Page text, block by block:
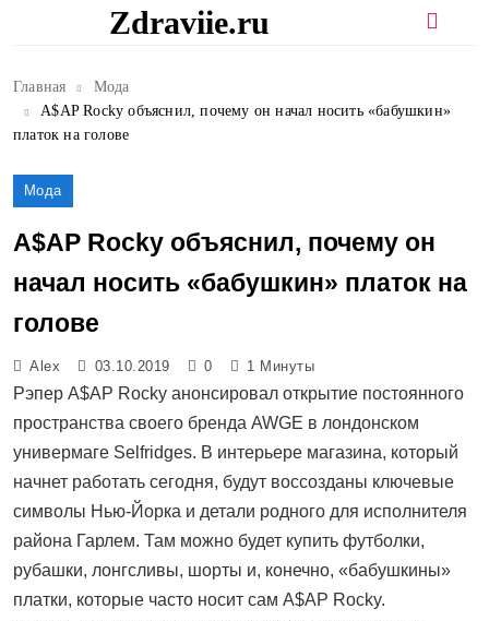
Zdraviie.ru
Главная
Мода
A$AP Rocky объяснил, почему он начал носить «бабушкин»
платок на голове
Мода
A$AP Rocky объяснил, почему он
начал носить «бабушкин» платок на
голове
Alex 03.10.2019 0 1 Минуты
Рэпер A$AP Rocky анонсировал открытие постоянного
пространства своего бренда AWGE в лондонском
универмаге Selfridges. В интерьере магазина, который
начнет работать сегодня, будут воссозданы ключевые
символы Нью-Йорка и детали родного для исполнителя
района Гарлем. Там можно будет купить футболки,
рубашки, лонгсливы, шорты и, конечно, «бабушкины»
платки, которые часто носит сам A$AP Rocky.